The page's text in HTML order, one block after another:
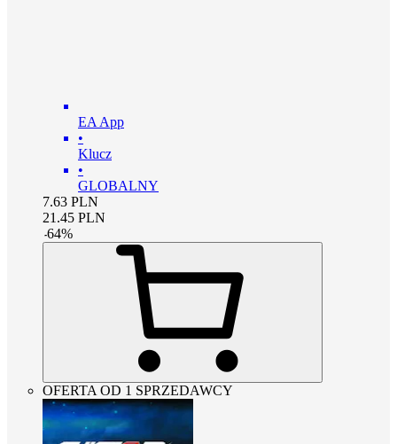
EA App
•
Klucz
•
GLOBALNY
7.63 PLN
21.45 PLN
-64%
OFERTA OD 1 SPRZEDAWCY